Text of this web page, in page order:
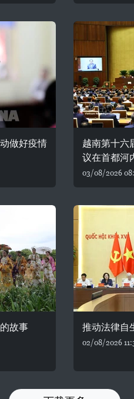
做好疫情
越南第十六
议在首都河
03/08/2026
故事 推动法律自
02/08/2026